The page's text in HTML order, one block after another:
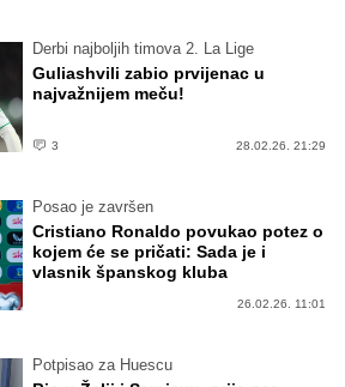
Derbi najboljih timova 2. La Lige
Guliashvili zabio prvijenac u
najvažnijem meču!
3 28.02.26. 21:29
Posao je završen
Cristiano Ronaldo povukao potez o
kojem će se pričati: Sada je i
vlasnik španskog kluba
26.02.26. 11:01
Potpisao za Huescu